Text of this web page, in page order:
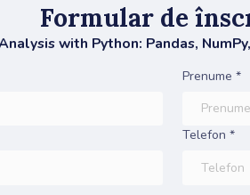
Formular de
with Python: Pandas,
Prenume *
Telefon *